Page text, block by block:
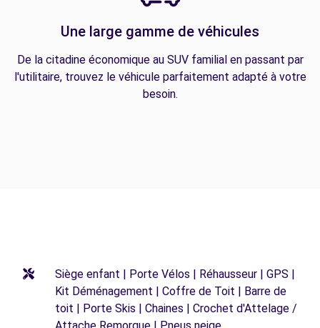
Une large gamme de véhicules
De la citadine économique au SUV familial en passant par
l'utilitaire, trouvez le véhicule parfaitement adapté à votre
besoin.
Siège enfant | Porte Vélos | Réhausseur | GPS |
Kit Déménagement | Coffre de Toit | Barre de
toit | Porte Skis | Chaines | Crochet d'Attelage /